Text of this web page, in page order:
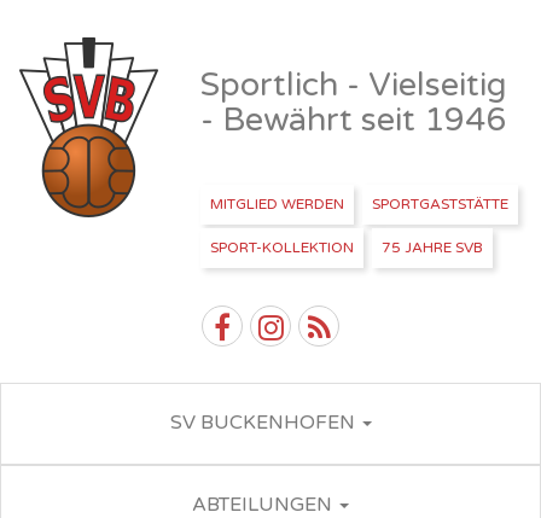
Sportlich - Vielseitig
- Bewährt seit 1946
MITGLIED WERDEN SPORTGASTSTÄTTE
SPORT-KOLLEKTION 75 JAHRE SVB
SV BUCKENHOFEN
ABTEILUNGEN